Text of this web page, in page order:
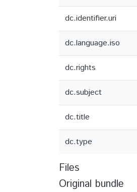
dc.identifier.uri
dc.language.iso
dc.rights
dc.subject
dc.title
dc.type
Files
Original bundle